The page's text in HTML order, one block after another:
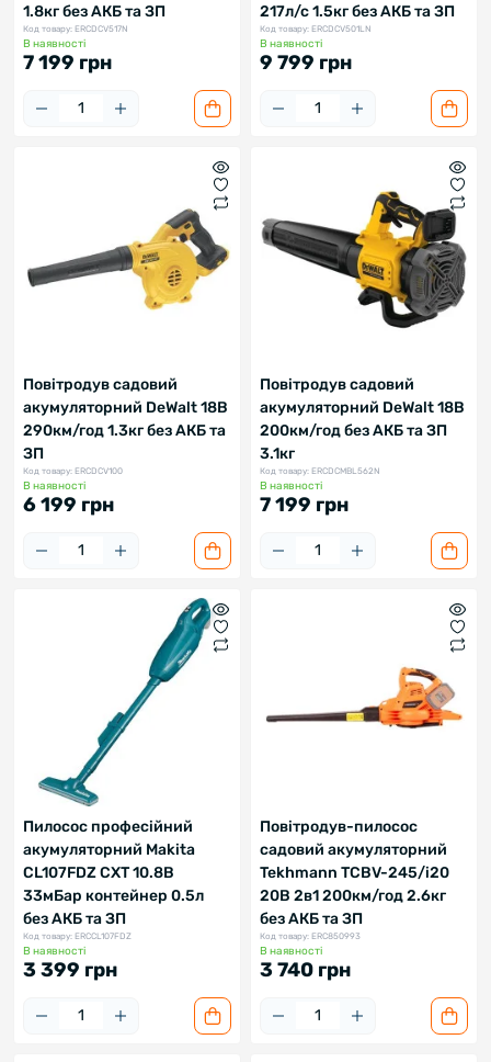
1.8кг без АКБ та ЗП
Код товару: ERCDCV517N
В наявності
7 199 грн
217л/с 1.5кг без АКБ та ЗП
Код товару: ERCDCV501LN
В наявності
9 799 грн
Повітродув садовий
акумуляторний DeWalt 18В
290км/год 1.3кг без АКБ та
ЗП
Код товару: ERCDCV100
В наявності
6 199 грн
Повітродув садовий
акумуляторний DeWalt 18В
200км/год без АКБ та ЗП
3.1кг
Код товару: ERCDCMBL562N
В наявності
7 199 грн
Пилосос професійний
акумуляторний Makita
CL107FDZ CXT 10.8В
33мБар контейнер 0.5л
без АКБ та ЗП
Код товару: ERCCL107FDZ
В наявності
3 399 грн
Повітродув-пилосос
садовий акумуляторний
Tekhmann ТСВV-245/i20
20В 2в1 200км/год 2.6кг
без АКБ та ЗП
Код товару: ERC850993
В наявності
3 740 грн